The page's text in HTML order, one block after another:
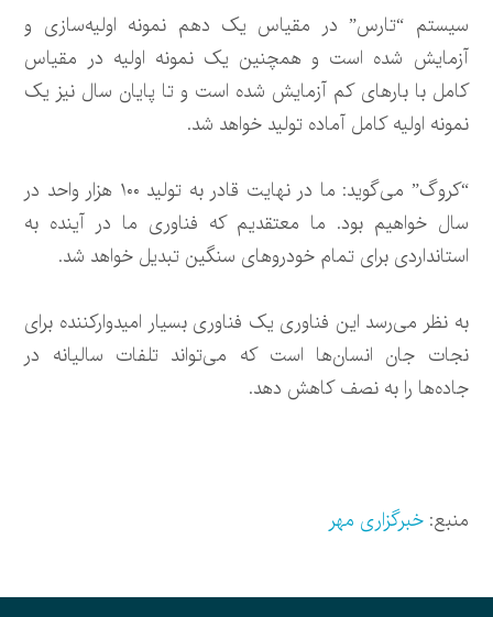
سیستم “تارس” در مقیاس یک دهم نمونه اولیه‌سازی و
آزمایش شده است و همچنین یک نمونه اولیه در مقیاس
کامل با بارهای کم آزمایش شده است و تا پایان سال نیز یک
نمونه اولیه کامل آماده تولید خواهد شد.
“کروگ” می‌گوید: ما در نهایت قادر به تولید ۱۰۰ هزار واحد در
سال خواهیم بود. ما معتقدیم که فناوری ما در آینده به
استانداردی برای تمام خودروهای سنگین تبدیل خواهد شد.
به نظر می‌رسد این فناوری یک فناوری بسیار امیدوارکننده برای
نجات جان انسان‌ها است که می‌تواند تلفات سالیانه در
جاده‌ها را به نصف کاهش دهد.
منبع:خبرگزاری مهر